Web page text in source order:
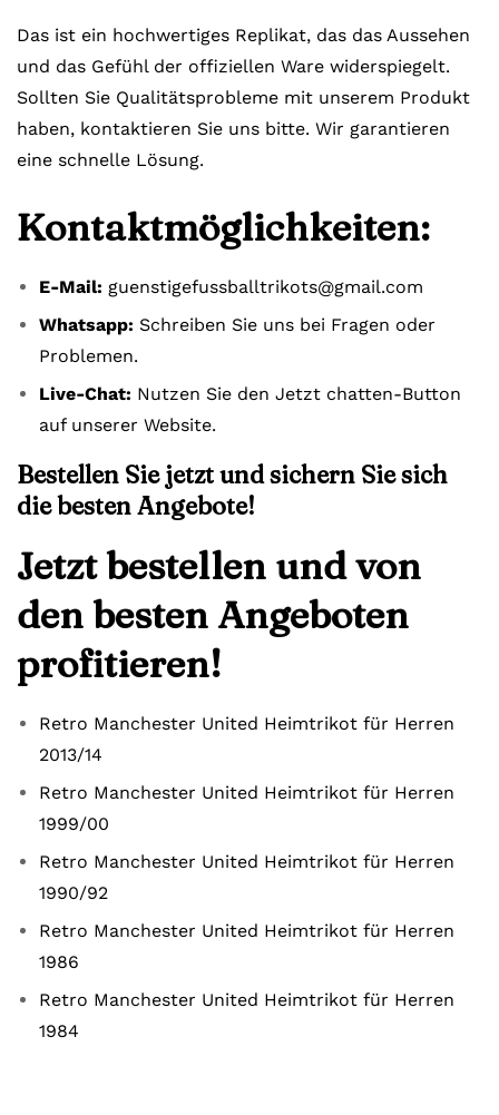
Das ist ein hochwertiges Replikat, das das Aussehen
und das Gefühl der offiziellen Ware widerspiegelt.
Sollten Sie Qualitätsprobleme mit unserem Produkt
haben, kontaktieren Sie uns bitte. Wir garantieren
eine schnelle Lösung.
Kontaktmöglichkeiten:
E-Mail: guenstigefussballtrikots@gmail.com
Whatsapp: Schreiben Sie uns bei Fragen oder
Problemen.
Live-Chat: Nutzen Sie den Jetzt chatten-Button
auf unserer Website.
Bestellen Sie jetzt und sichern Sie sich
die besten Angebote!
Jetzt bestellen und von
den besten Angeboten
profitieren!
Retro Manchester United Heimtrikot für Herren
2013/14
Retro Manchester United Heimtrikot für Herren
1999/00
Retro Manchester United Heimtrikot für Herren
1990/92
Retro Manchester United Heimtrikot für Herren
1986
Retro Manchester United Heimtrikot für Herren
1984